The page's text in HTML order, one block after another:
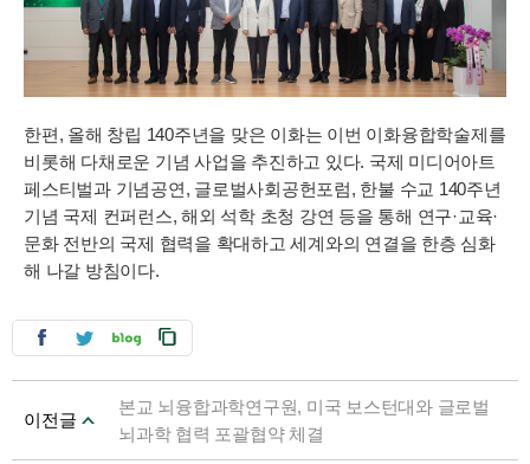
한편, 올해 창립 140주년을 맞은 이화는 이번 이화융합학술제를
비롯해 다채로운 기념 사업을 추진하고 있다. 국제 미디어아트
페스티벌과 기념공연, 글로벌사회공헌포럼, 한불 수교 140주년
기념 국제 컨퍼런스, 해외 석학 초청 강연 등을 통해 연구·교육·
문화 전반의 국제 협력을 확대하고 세계와의 연결을 한층 심화
해 나갈 방침이다.
이전글
본교 뇌융합과학연구원, 미국 보스턴대와 글로벌
뇌과학 협력 포괄협약 체결